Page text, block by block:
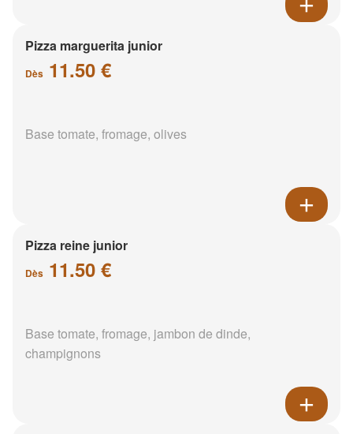
Pizza marguerita junior
Dès 11.50 €
Base tomate, fromage, olives
Pizza reine junior
Dès 11.50 €
Base tomate, fromage, jambon de dinde,
champignons